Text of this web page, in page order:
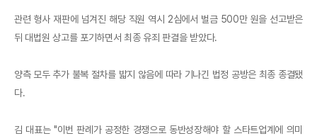
관련 형사 재판에 넘겨진 해당 직원 역시 2심에서 벌금 500만 원을 선고받은
뒤 대법원 상고를 포기하면서 최종 유죄 판결을 받았다.
양측 모두 추가 불복 절차를 밟지 않음에 따라 기나긴 법정 공방은 최종 종결됐
다.
김 대표는 "이번 판례가 공정한 경쟁으로 동반성장해야 할 스타트업계에 의미